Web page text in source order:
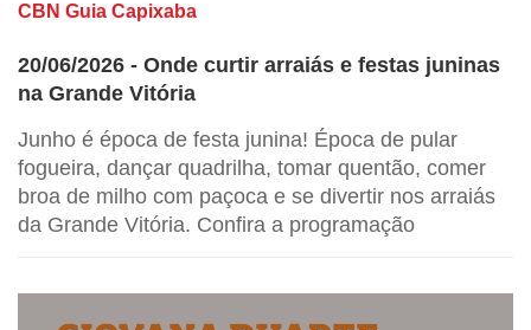
CBN Guia Capixaba
20/06/2026 - Onde curtir arraiás e festas juninas
na Grande Vitória
Junho é época de festa junina! Época de pular
fogueira, dançar quadrilha, tomar quentão, comer
broa de milho com paçoca e se divertir nos arraiás
da Grande Vitória. Confira a programação